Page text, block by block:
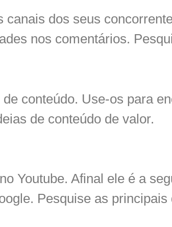
dos seus
nos comentários.
conteúdo. Use-os para
de conteúdo de valor.
Youtube. Afinal ele é a
Pesquise as